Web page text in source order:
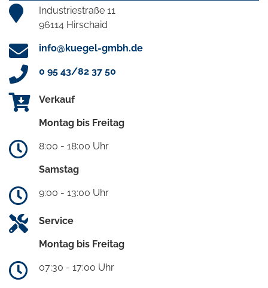
Industriestraße 11
96114 Hirschaid
info@kuegel-gmbh.de
0 95 43/82 37 50
Verkauf
Montag bis Freitag
8:00 - 18:00 Uhr
Samstag
9:00 - 13:00 Uhr
Service
Montag bis Freitag
07:30 - 17:00 Uhr